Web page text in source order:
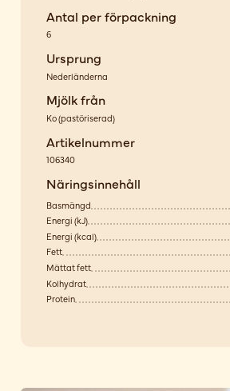
Antal per förpackning
6
Ursprung
Nederländerna
Mjölk från
Ko(pastöriserad)
Artikelnummer
106340
Näringsinnehåll
Basmängd
Energi (kJ)
Energi (kcal)
Fett
Mättat fett
Kolhydrat
Protein